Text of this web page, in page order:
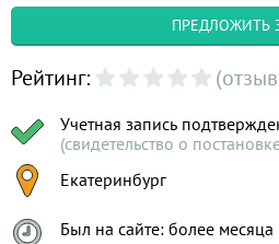
ПРЕДЛОЖИТЬ
Рейтинг:
Учетная запись
(свидетельство о
Екатеринбург
Был на сайте: более месяца